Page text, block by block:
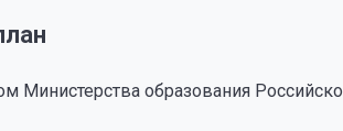
Министерства образования